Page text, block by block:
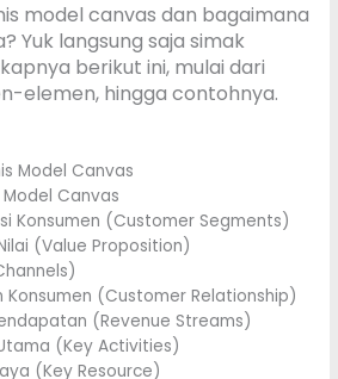
model canvas dan bagaimana
Yuk langsung saja simak
berikut ini, mulai dari
elemen, hingga contohnya.
Model Canvas
Model Canvas
Konsumen (Customer Segments)
(Value Proposition)
Konsumen (Customer Relationship)
(Revenue Streams)
(Key Activities)
(Key Resource)